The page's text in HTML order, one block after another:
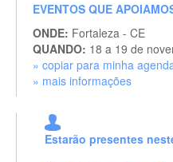
EVENTOS QUE
ONDE: Fortaleza - CE
QUANDO: 18 a 19 de
» copiar para minha
» mais informações
Estarão presentes